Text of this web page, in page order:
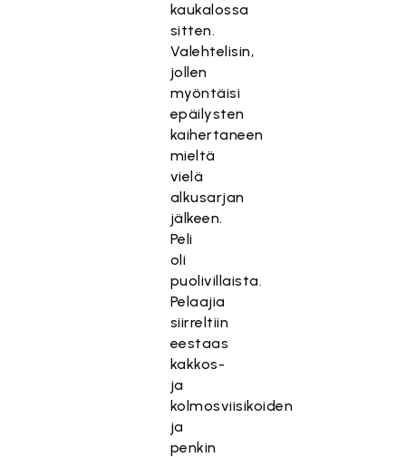
kaukalossa
sitten.
Valehtelisin,
jollen
myöntäisi
epäilysten
kaihertaneen
mieltä
vielä
alkusarjan
jälkeen.
Peli
oli
puolivillaista.
Pelaajia
siirreltiin
eestaas
kakkos-
ja
kolmosviisikoiden
ja
penkin